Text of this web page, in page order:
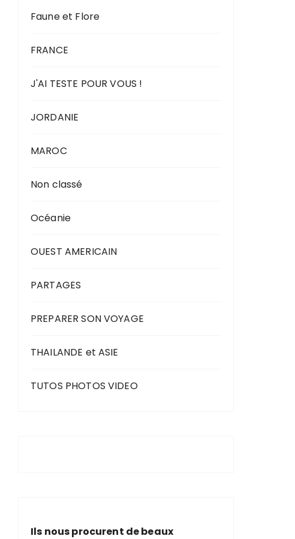
Faune et Flore
FRANCE
J'AI TESTE POUR VOUS !
JORDANIE
MAROC
Non classé
Océanie
OUEST AMERICAIN
PARTAGES
PREPARER SON VOYAGE
THAILANDE et ASIE
TUTOS PHOTOS VIDEO
Ils nous procurent de beaux